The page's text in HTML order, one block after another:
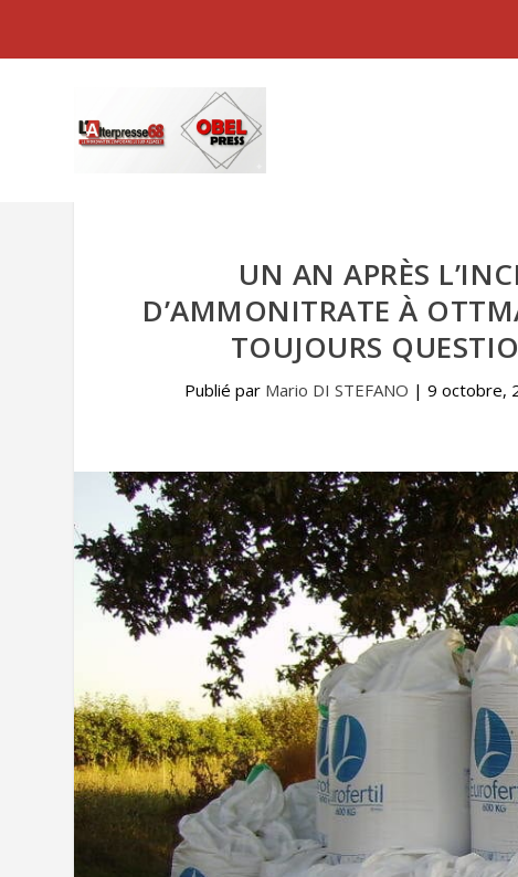
UN AN APRÈS
D’AMMONITRATE À
TOUJOURS
Publié par Mario DI STEFANO | 9 octobre,